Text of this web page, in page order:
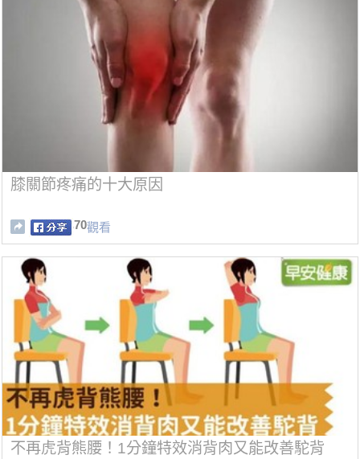
膝關節疼痛的十大原因
70觀看
不再虎背熊腰！1分鐘特效消背肉又能改善駝背